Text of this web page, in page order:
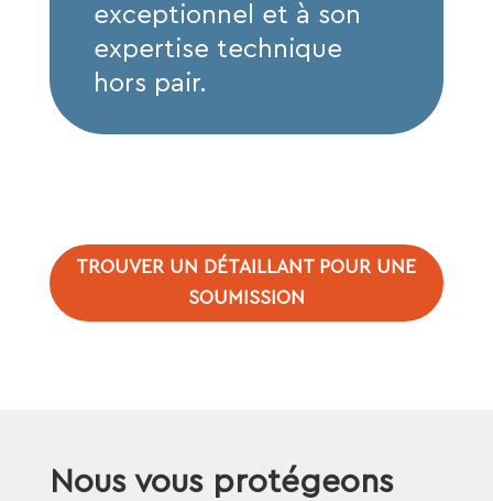
exceptionnel et à son
expertise technique
hors pair.
TROUVER UN DÉTAILLANT POUR UNE
SOUMISSION
Nous vous protégeons